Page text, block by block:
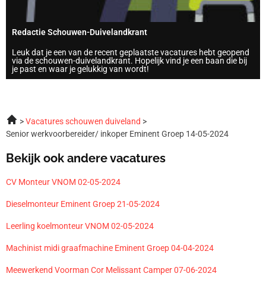
Redactie Schouwen-Duivelandkrant
Leuk dat je een van de recent geplaatste vacatures hebt geopend
via de schouwen-duivelandkrant. Hopelijk vind je een baan die bij
je past en waar je gelukkig van wordt!
Vacatures schouwen duiveland
Senior werkvoorbereider/ inkoper Eminent Groep 14-05-2024
Bekijk ook andere vacatures
CV Monteur VNOM 02-05-2024
Dieselmonteur Eminent Groep 21-05-2024
Leerling koelmonteur VNOM 02-05-2024
Machinist midi graafmachine Eminent Groep 04-04-2024
Meewerkend Voorman Cor Melissant Camper 07-06-2024